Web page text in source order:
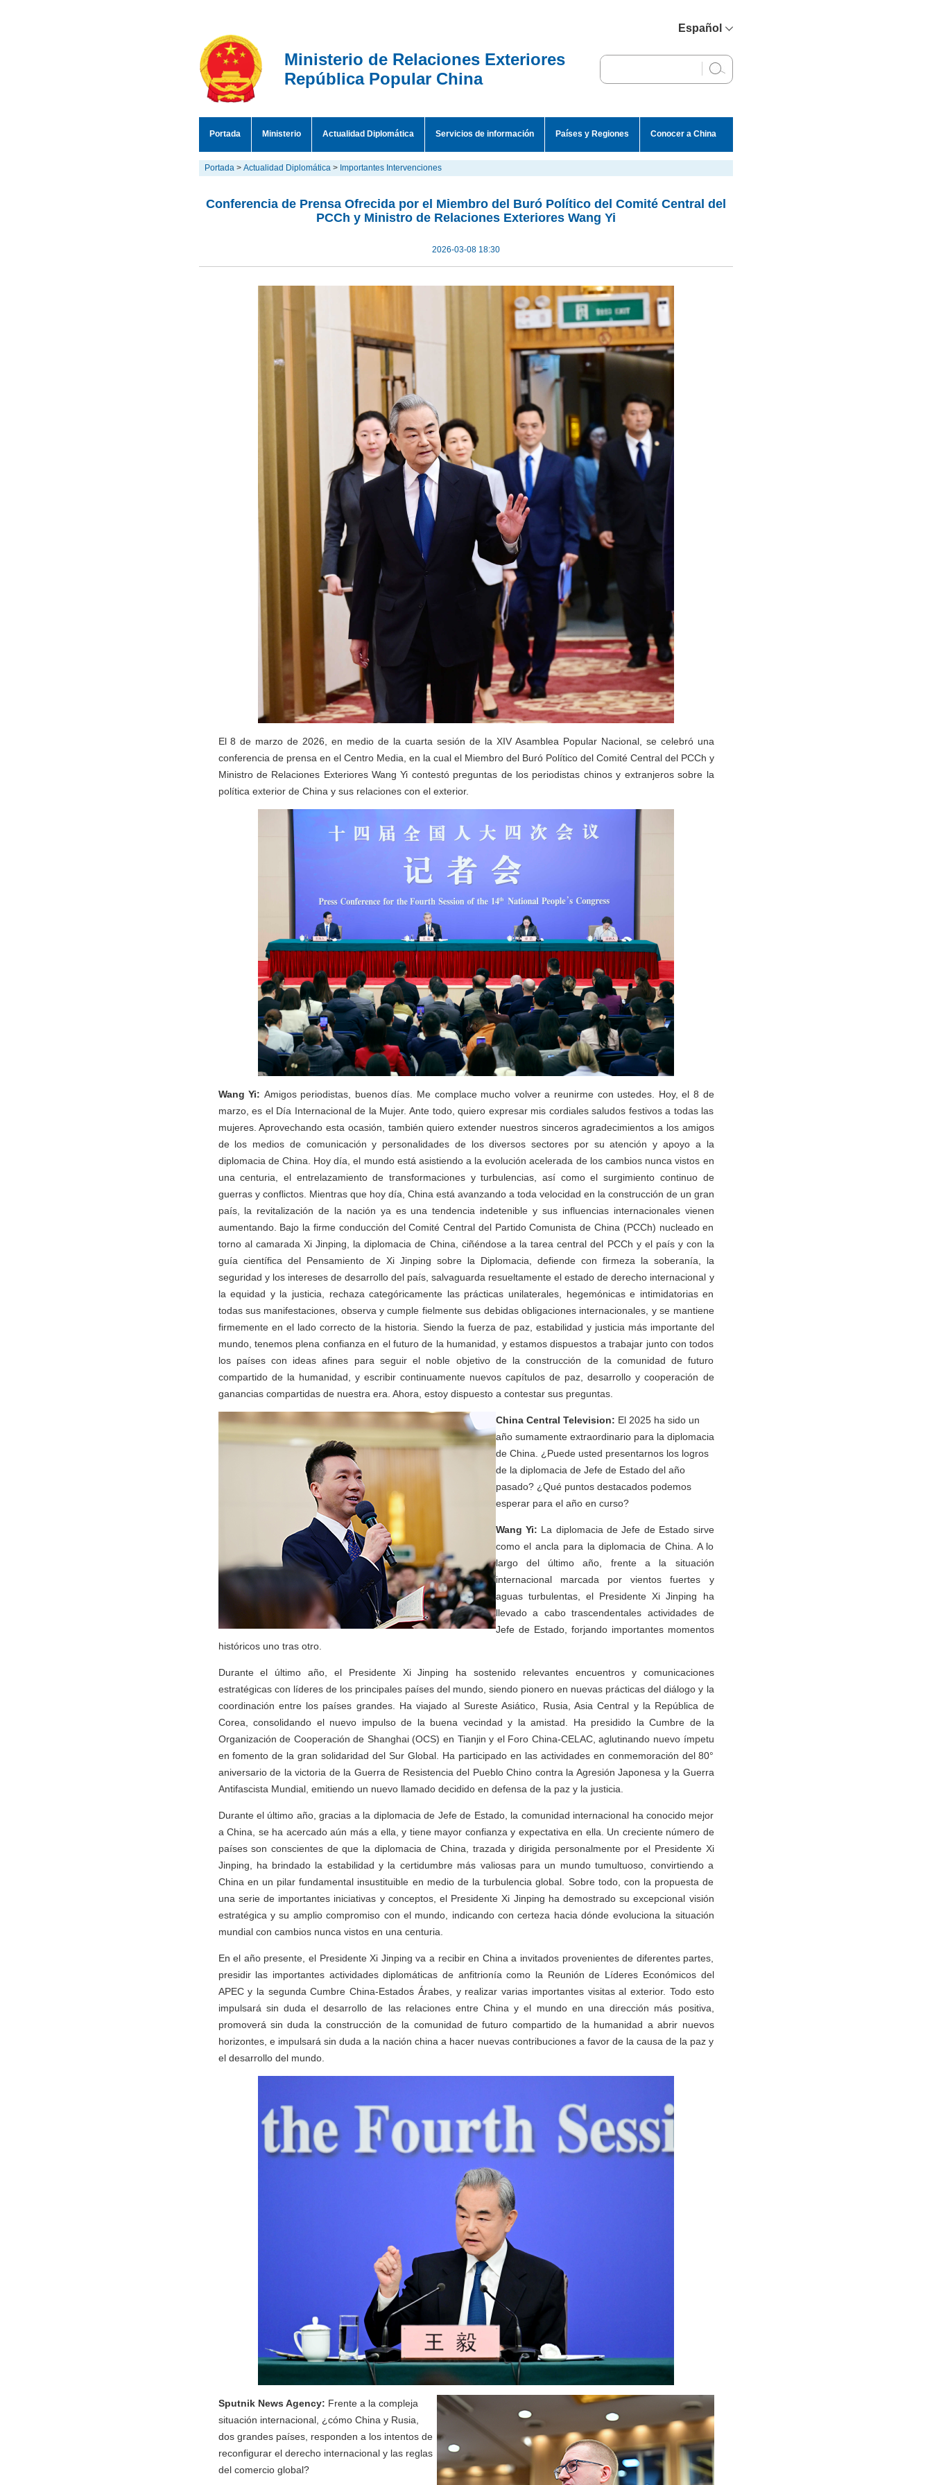
Español
English
Ministerio de Relaciones Exteriores
República Popular China
Portada Ministerio Actualidad Diplomática Servicios de información Países y Regiones Conocer a China
Portada > Actualidad Diplomática > Importantes Intervenciones
Conferencia de Prensa Ofrecida por el Miembro del Buró Político del Comité Central del
PCCh y Ministro de Relaciones Exteriores Wang Yi
2026-03-08 18:30
El 8 de marzo de 2026, en medio de la cuarta sesión de la XIV Asamblea Popular Nacional, se celebró una
conferencia de prensa en el Centro Media, en la cual el Miembro del Buró Político del Comité Central del PCCh y
Ministro de Relaciones Exteriores Wang Yi contestó preguntas de los periodistas chinos y extranjeros sobre la
política exterior de China y sus relaciones con el exterior.
Wang Yi: Amigos periodistas, buenos días. Me complace mucho volver a reunirme con ustedes. Hoy, el 8 de
marzo, es el Día Internacional de la Mujer. Ante todo, quiero expresar mis cordiales saludos festivos a todas las
mujeres. Aprovechando esta ocasión, también quiero extender nuestros sinceros agradecimientos a los amigos
de los medios de comunicación y personalidades de los diversos sectores por su atención y apoyo a la
diplomacia de China. Hoy día, el mundo está asistiendo a la evolución acelerada de los cambios nunca vistos en
una centuria, el entrelazamiento de transformaciones y turbulencias, así como el surgimiento continuo de
guerras y conflictos. Mientras que hoy día, China está avanzando a toda velocidad en la construcción de un gran
país, la revitalización de la nación ya es una tendencia indetenible y sus influencias internacionales vienen
aumentando. Bajo la firme conducción del Comité Central del Partido Comunista de China (PCCh) nucleado en
torno al camarada Xi Jinping, la diplomacia de China, ciñéndose a la tarea central del PCCh y el país y con la
guía científica del Pensamiento de Xi Jinping sobre la Diplomacia, defiende con firmeza la soberanía, la
seguridad y los intereses de desarrollo del país, salvaguarda resueltamente el estado de derecho internacional y
la equidad y la justicia, rechaza categóricamente las prácticas unilaterales, hegemónicas e intimidatorias en
todas sus manifestaciones, observa y cumple fielmente sus debidas obligaciones internacionales, y se mantiene
firmemente en el lado correcto de la historia. Siendo la fuerza de paz, estabilidad y justicia más importante del
mundo, tenemos plena confianza en el futuro de la humanidad, y estamos dispuestos a trabajar junto con todos
los países con ideas afines para seguir el noble objetivo de la construcción de la comunidad de futuro
compartido de la humanidad, y escribir continuamente nuevos capítulos de paz, desarrollo y cooperación de
ganancias compartidas de nuestra era. Ahora, estoy dispuesto a contestar sus preguntas.
China Central Television: El 2025 ha sido un
año sumamente extraordinario para la diplomacia
de China. ¿Puede usted presentarnos los logros
de la diplomacia de Jefe de Estado del año
pasado? ¿Qué puntos destacados podemos
esperar para el año en curso?
Wang Yi: La diplomacia de Jefe de Estado sirve
como el ancla para la diplomacia de China. A lo
largo del último año, frente a la situación
internacional marcada por vientos fuertes y
aguas turbulentas, el Presidente Xi Jinping ha
llevado a cabo trascendentales actividades de
Jefe de Estado, forjando importantes momentos
históricos uno tras otro.
Durante el último año, el Presidente Xi Jinping ha sostenido relevantes encuentros y comunicaciones
estratégicas con líderes de los principales países del mundo, siendo pionero en nuevas prácticas del diálogo y la
coordinación entre los países grandes. Ha viajado al Sureste Asiático, Rusia, Asia Central y la República de
Corea, consolidando el nuevo impulso de la buena vecindad y la amistad. Ha presidido la Cumbre de la
Organización de Cooperación de Shanghai (OCS) en Tianjin y el Foro China-CELAC, aglutinando nuevo ímpetu
en fomento de la gran solidaridad del Sur Global. Ha participado en las actividades en conmemoración del 80°
aniversario de la victoria de la Guerra de Resistencia del Pueblo Chino contra la Agresión Japonesa y la Guerra
Antifascista Mundial, emitiendo un nuevo llamado decidido en defensa de la paz y la justicia.
Durante el último año, gracias a la diplomacia de Jefe de Estado, la comunidad internacional ha conocido mejor
a China, se ha acercado aún más a ella, y tiene mayor confianza y expectativa en ella. Un creciente número de
países son conscientes de que la diplomacia de China, trazada y dirigida personalmente por el Presidente Xi
Jinping, ha brindado la estabilidad y la certidumbre más valiosas para un mundo tumultuoso, convirtiendo a
China en un pilar fundamental insustituible en medio de la turbulencia global. Sobre todo, con la propuesta de
una serie de importantes iniciativas y conceptos, el Presidente Xi Jinping ha demostrado su excepcional visión
estratégica y su amplio compromiso con el mundo, indicando con certeza hacia dónde evoluciona la situación
mundial con cambios nunca vistos en una centuria.
En el año presente, el Presidente Xi Jinping va a recibir en China a invitados provenientes de diferentes partes,
presidir las importantes actividades diplomáticas de anfitrionía como la Reunión de Líderes Económicos del
APEC y la segunda Cumbre China-Estados Árabes, y realizar varias importantes visitas al exterior. Todo esto
impulsará sin duda el desarrollo de las relaciones entre China y el mundo en una dirección más positiva,
promoverá sin duda la construcción de la comunidad de futuro compartido de la humanidad a abrir nuevos
horizontes, e impulsará sin duda a la nación china a hacer nuevas contribuciones a favor de la causa de la paz y
el desarrollo del mundo.
Sputnik News Agency: Frente a la compleja
situación internacional, ¿cómo China y Rusia,
dos grandes países, responden a los intentos de
reconfigurar el derecho internacional y las reglas
del comercio global?